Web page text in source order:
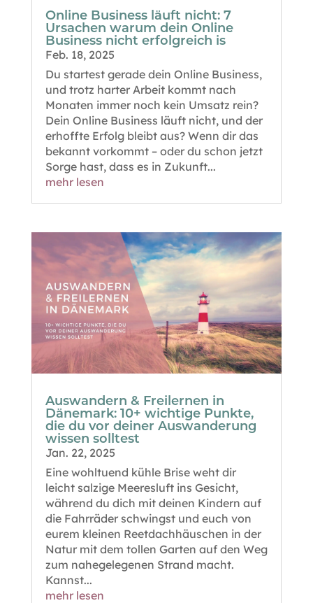
Online Business läuft nicht: 7
Ursachen warum dein Online
Business nicht erfolgreich is
Feb. 18, 2025
Du startest gerade dein Online Business,
und trotz harter Arbeit kommt nach
Monaten immer noch kein Umsatz rein?
Dein Online Business läuft nicht, und der
erhoffte Erfolg bleibt aus? Wenn dir das
bekannt vorkommt – oder du schon jetzt
Sorge hast, dass es in Zukunft...
mehr lesen
Auswandern & Freilernen in
Dänemark: 10+ wichtige Punkte,
die du vor deiner Auswanderung
wissen solltest
Jan. 22, 2025
Eine wohltuend kühle Brise weht dir
leicht salzige Meeresluft ins Gesicht,
während du dich mit deinen Kindern auf
die Fahrräder schwingst und euch von
eurem kleinen Reetdachhäuschen in der
Natur mit dem tollen Garten auf den Weg
zum nahegelegenen Strand macht.
Kannst...
mehr lesen